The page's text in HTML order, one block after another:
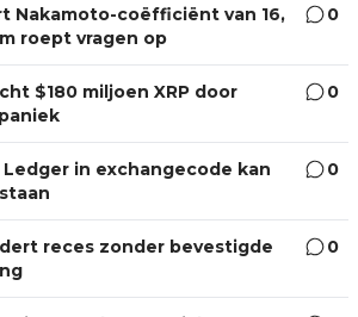
Nakamoto-coëfficiënt van 16,
roept vragen op
0
$180 miljoen XRP door
0
Ledger in exchangecode kan
0
reces zonder bevestigde
0